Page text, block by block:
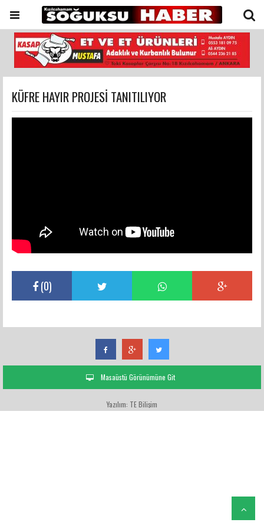
KÜFRE HAYIR PROJESİ TANITILIYOR
(0)
Masaüstü Görünümüne Git
Yazılım: TE Bilişim